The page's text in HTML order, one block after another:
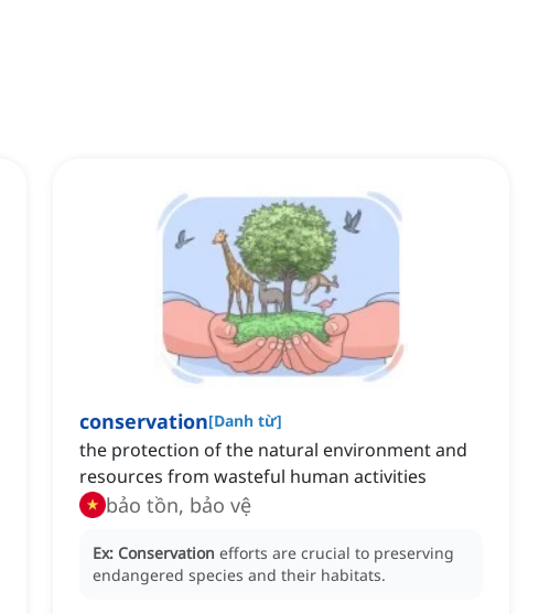
conservation[Danh từ]
the protection of the natural environment and
resources from wasteful human activities
bảo tồn, bảo vệ
Ex: Conservation efforts are crucial to preserving
endangered species and their habitats.